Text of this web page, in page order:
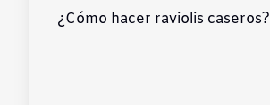
¿Cómo hacer raviolis caseros?